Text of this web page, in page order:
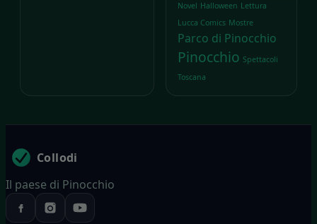
Novel Halloween Lettura
Lucca Comics Mostre
Parco di Pinocchio
Pinocchio Spettacoli
Toscana
Collodi
Il paese di Pinocchio